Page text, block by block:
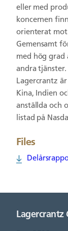
eller med
koncernen
orienterat mot
Gemensamt
med hög grad
andra tjänster.
Lagercrantz
Kina, Indien
anställda och
listad på
Files
Lagercrantz